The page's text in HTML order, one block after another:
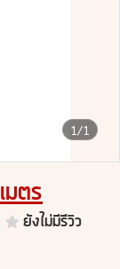
1/1
มตร
ยังไม่มีรีวิว